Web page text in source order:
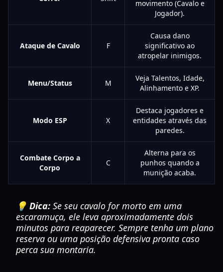
movimento (Cavalo e
Jogador).
Ataque de Cavalo F
Causa dano
significativo ao
atropelar inimigos.
Menu/Status M
Veja Talentos, Idade,
Alinhamento e XP.
Modo ESP X
Destaca jogadores e
entidades através das
paredes.
Combate Corpo a
Corpo
C
Alterna para os
punhos quando a
munição acaba.
💡 Dica: Se seu cavalo for morto em uma
escaramuça, ele leva aproximadamente dois
minutos para reaparecer. Sempre tenha um plano
reserva ou uma posição defensiva pronta caso
perca sua montaria.